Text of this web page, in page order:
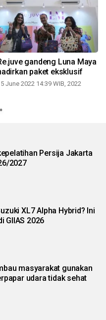
gandeng Luna Maya
paket eksklusif
June 2022 14:39 WIB, 2022
Persija Jakarta
2027
XL7 Alpha Hybrid? Ini
GIIAS 2026
masyarakat gunakan
udara tidak sehat